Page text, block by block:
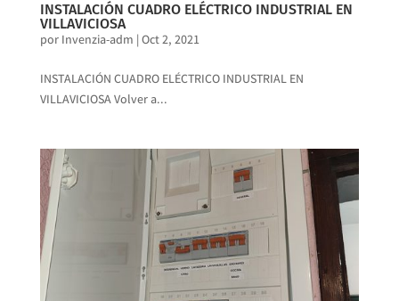
INSTALACIÓN CUADRO ELÉCTRICO INDUSTRIAL EN
VILLAVICIOSA
por Invenzia-adm Oct 2, 2021
INSTALACIÓN CUADRO ELÉCTRICO INDUSTRIAL EN
VILLAVICIOSA Volver a...